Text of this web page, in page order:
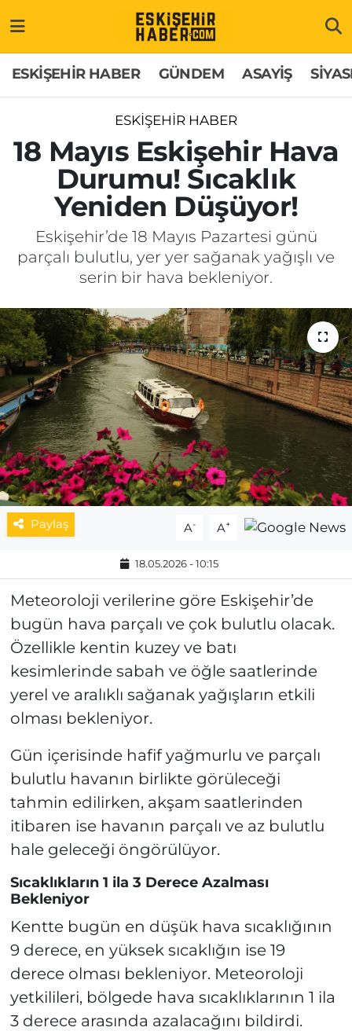
ESKİŞEHİR HABER GÜNDEM ASAYİŞ
ESKİŞEHİR HABER
18 Mayıs Eskişehir Hava
Durumu! Sıcaklık
Yeniden Düşüyor!
Eskişehir’de 18 Mayıs Pazartesi günü
parçalı bulutlu, yer yer sağanak yağışlı ve
serin bir hava bekleniyor.
Paylaş A- A+
18.05.2026 - 10:15
Meteoroloji verilerine göre Eskişehir’de
bugün hava parçalı ve çok bulutlu olacak.
Özellikle kentin kuzey ve batı
kesimlerinde sabah ve öğle saatlerinde
yerel ve aralıklı sağanak yağışların etkili
olması bekleniyor.
Gün içerisinde hafif yağmurlu ve parçalı
bulutlu havanın birlikte görüleceği
tahmin edilirken, akşam saatlerinden
itibaren ise havanın parçalı ve az bulutlu
hale geleceği öngörülüyor.
Sıcaklıkların 1 ila 3 Derece Azalması
Bekleniyor
Kentte bugün en düşük hava sıcaklığının
9 derece, en yüksek sıcaklığın ise 19
derece olması bekleniyor. Meteoroloji
yetkilileri, bölgede hava sıcaklıklarının 1 ila
3 derece arasında azalacağını bildirdi.
GÜNDEM
ASAYİŞ
SİYASET
EKONOMİ
SAĞLIK
SPOR
MAGAZİN
ESKİŞEHİRSPOR
Hakkımızda
İletişim
Künye
Odunpazarı Trafik Yoğunluk Haritası
Süper Lig Puan Durumu ve Fikstür
Tüm Manşetler
Son Dakika Haberleri
Haber Arşivi